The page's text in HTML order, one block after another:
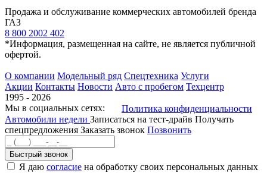
Продажа и обслуживание коммерческих автомобилей бренда
ГАЗ
8 800 2002 402
*Информация, размещенная на сайте, не является публичной
офертой.
О компании Модельный ряд Спецтехника Услуги
Акции Контакты Новости Авто с пробегом Техцентр
1995 - 2026
Мы в социальных сетях:
Политика конфиденциальности
Автомобили недели Записаться на тест-драйв Получать
спецпредложения Заказать звонок Позвонить
Быстрый звонок
Я даю согласие на обработку своих персональных данных